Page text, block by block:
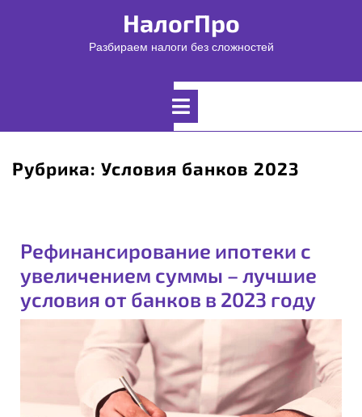
НалогПро
Разбираем налоги без сложностей
Открыть
Рубрика: Условия банков 2023
Рефинансирование ипотеки с
увеличением суммы – лучшие
условия от банков в 2023 году